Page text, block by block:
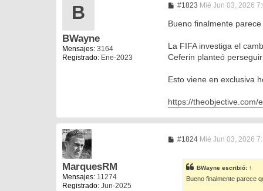
B
BWayne
Mensajes: 3164
Registrado: Ene-2023
#1823M
n
j
e
Mié Jun 03, 2026
Bueno finalmente
La FIFA investiga el
Ceferin planteó
Esto viene en exclusiva
https://theobjective.com/
MarquesRM
Mensajes: 11274
Registrado: Jun-2025
#1824M
a
j
Mié Jun 03, 2026
BWayne escribió: ↑
Bueno finalmente parece